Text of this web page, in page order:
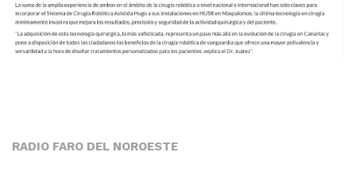
RADIO FARO DEL NOROESTE